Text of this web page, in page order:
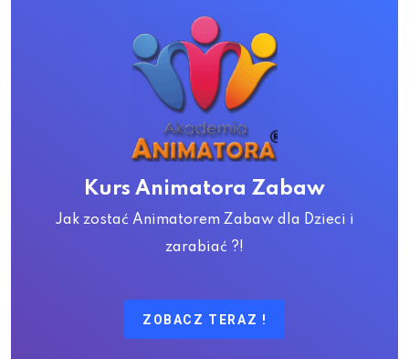
Kurs Animatora Zabaw
Jak zostać Animatorem Zabaw dla Dzieci i
zarabiać ?!
ZOBACZ TERAZ !